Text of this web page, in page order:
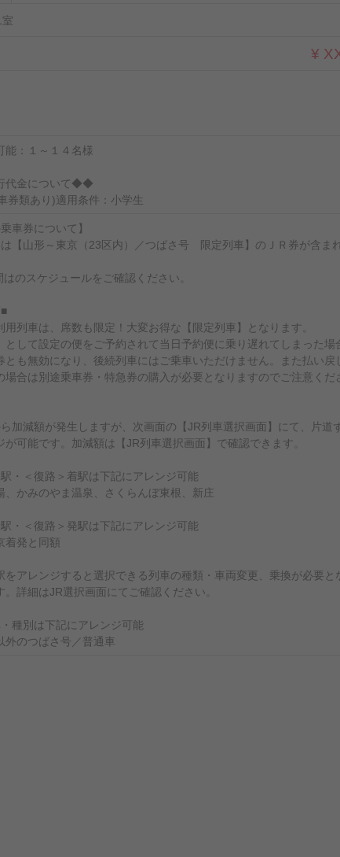
¥
：１～１４名様
代金について◆◆
券類あり)適用条件：小学生
車券について】
【山形～東京（23区内）／つばさ号 限定列車】のＪＲ券が含ま
のスケジュールをご確認ください。
用列車は、席数も限定！大変お得な【限定列車】となります。
として設定の便をご予約されて当日予約便に乗り遅れてしまった場
とも無効になり、後続列車にはご乗車いただけません。また払い戻
場合は別途乗車券・特急券の購入が必要となりますのでご注意くだ
加減額が発生しますが、次画面の【JR列車選択画面】にて、片道
が可能です。加減額は【JR列車選択画面】で確認できます。
・＜復路＞着駅は下記にアレンジ可能
、かみのやま温泉、さくらんぼ東根、新庄
・＜復路＞発駅は下記にアレンジ可能
着発と同額
アレンジすると選択できる列車の種類・車両変更、乗換が必要と
。詳細はJR選択画面にてご確認ください。
種別は下記にアレンジ可能
外のつばさ号／普通車